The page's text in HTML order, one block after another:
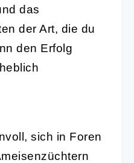
das
der Art, die du
den Erfolg
sich in Foren